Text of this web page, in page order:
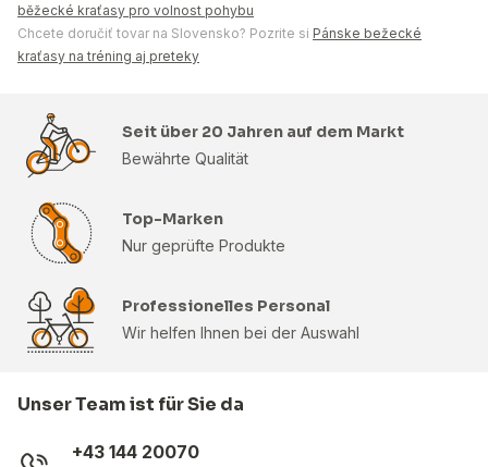
běžecké kraťasy pro volnost pohybu
Chcete doručiť tovar na Slovensko? Pozrite si Pánske bežecké
kraťasy na tréning aj preteky
Seit über 20 Jahren auf dem Markt
Bewährte Qualität
Top-Marken
Nur geprüfte Produkte
Professionelles Personal
Wir helfen Ihnen bei der Auswahl
Unser Team ist für Sie da
+43 144 20070